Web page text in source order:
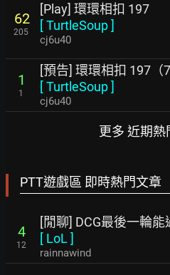
62
205
[Play] 環環相扣 197
[TurtleSoup]
cj6u40
1
1
[預告] 環環相扣 197（
[TurtleSoup]
cj6u40
更多 近期熱
PTT遊戲區 即時熱門文章
4
12
[閒聊] DCG最後一輪能
[ LoL ]
rainnawind